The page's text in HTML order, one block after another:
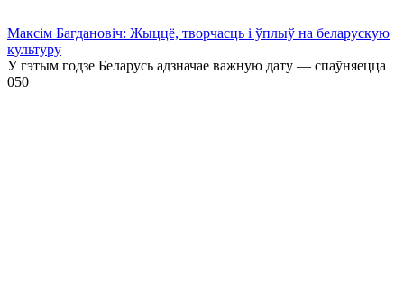
Максім Багдановіч: Жыццё, творчасць і ўплыў на беларускую
культуру
У гэтым годзе Беларусь адзначае важную дату — спаўняецца
050